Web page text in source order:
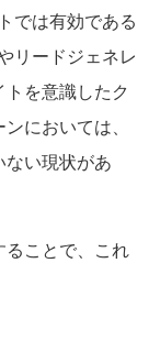
では有効である
リードジェネレ
を意識したク
においては、
い現状があ
ことで、これ